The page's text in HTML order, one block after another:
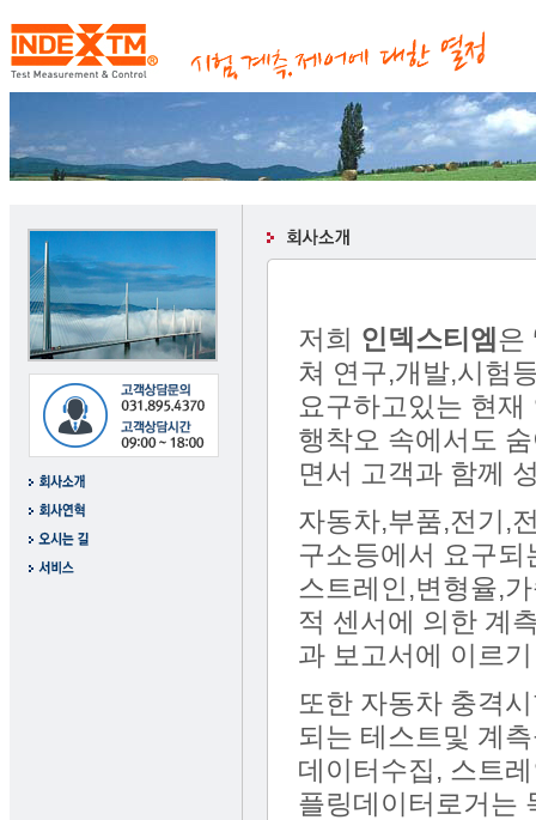
저희 인덱스티엠 은
쳐 연구,개발,시험
요구하고있는 현
행착오 속에서도
면서 고객과 함께
자동차,부품,전기,
구소등에서 요구
스트레인,변형율,
적 센서에 의한 계
과 보고서에 이르
또한 자동차 충격
되는 테스트및 계
데이터수집, 스트
플링데이터로거는